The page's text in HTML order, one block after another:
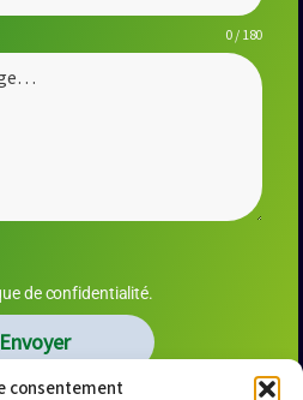
consentement
0 / 180
de confidentialité.
Envoyer